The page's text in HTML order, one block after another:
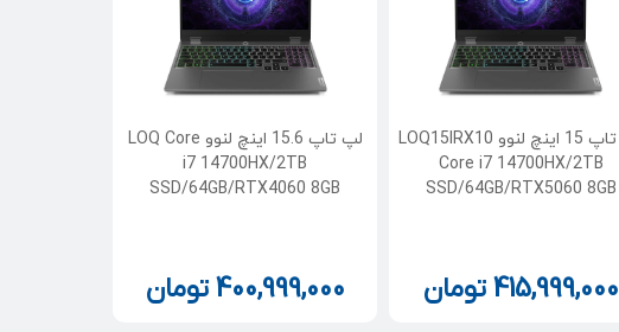
لپ تاپ 15 اینچ لنوو LOQ15IRX10
Core i7 14700HX/2TB
SSD/64GB/RTX5060 8GB
415,999,000 تومان
لپ تاپ 15.6 اینچ لنوو LOQ Core
i7 14700HX/2TB
SSD/64GB/RTX4060 8GB
400,999,000 تومان